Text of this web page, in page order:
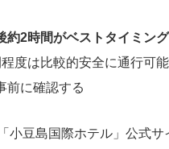
約2時間がベストタイミング
度は比較的安全に通行可能
前に確認する
小豆島国際ホテル」公式サ